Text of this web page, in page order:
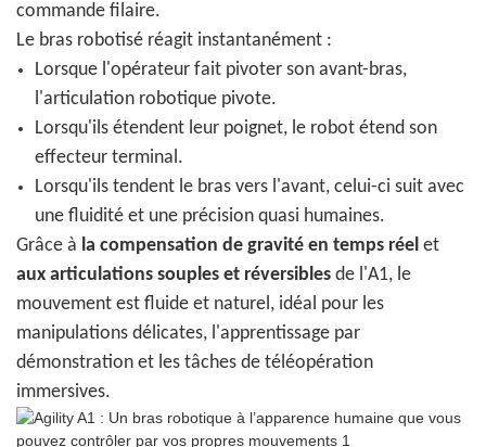
commande filaire.
Le bras robotisé réagit instantanément :
Lorsque l'opérateur fait pivoter son avant-bras,
l'articulation robotique pivote.
Lorsqu'ils étendent leur poignet, le robot étend son
effecteur terminal.
Lorsqu'ils tendent le bras vers l'avant, celui-ci suit avec
une fluidité et une précision quasi humaines.
Grâce à la compensation de gravité en temps réel et
aux articulations souples et réversibles de l'A1, le
mouvement est fluide et naturel, idéal pour les
manipulations délicates, l'apprentissage par
démonstration et les tâches de téléopération
immersives.